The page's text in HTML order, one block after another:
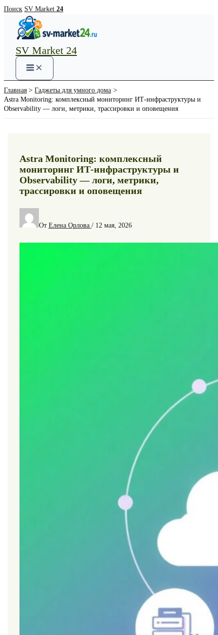
Перейти
содержимому
Поиск SV Market 24
SV Market 24
Main
Menu
Главная
Гаджеты для умного дома
Astra Monitoring: комплексный мониторинг ИТ‑инфраструктуры и
Observability — логи, метрики, трассировки и оповещения
Astra Monitoring: комплексный
мониторинг ИТ‑инфраструктуры и
Observability — логи, метрики,
трассировки и оповещения
От Елена Орлова / 12 мая, 2026